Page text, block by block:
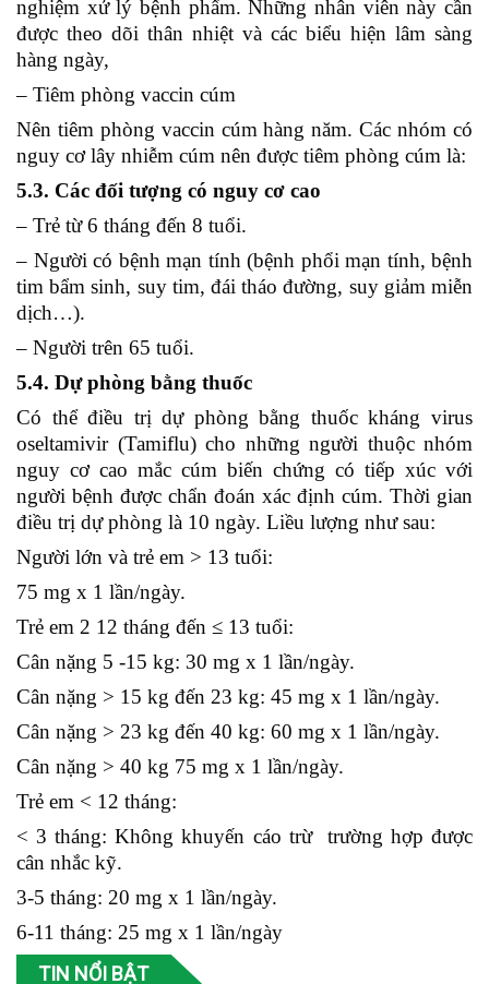
nghiệm xử lý bệnh phẩm. Những nhân viên này cần
được theo dõi thân nhiệt và các biểu hiện lâm sàng
hàng ngày,
– Tiêm phòng vaccin cúm
Nên tiêm phòng vaccin cúm hàng năm. Các nhóm có
nguy cơ lây nhiễm cúm nên được tiêm phòng cúm là:
5.3. Các đối tượng có nguy cơ cao
– Trẻ từ 6 tháng đến 8 tuổi.
– Người có bệnh mạn tính (bệnh phổi mạn tính, bệnh
tim bẩm sinh, suy tim, đái tháo đường, suy giảm miễn
dịch…).
– Người trên 65 tuổi.
5.4. Dự phòng bằng thuốc
Có thể điều trị dự phòng bằng thuốc kháng virus
oseltamivir (Tamiflu) cho những người thuộc nhóm
nguy cơ cao mắc cúm biến chứng có tiếp xúc với
người bệnh được chẩn đoán xác định cúm. Thời gian
điều trị dự phòng là 10 ngày. Liều lượng như sau:
Người lớn và trẻ em > 13 tuổi:
75 mg x 1 lần/ngày.
Trẻ em 2 12 tháng đến ≤ 13 tuổi:
Cân nặng 5 -15 kg: 30 mg x 1 lần/ngày.
Cân nặng > 15 kg đến 23 kg: 45 mg x 1 lần/ngày.
Cân nặng > 23 kg đến 40 kg: 60 mg x 1 lần/ngày.
Cân nặng > 40 kg 75 mg x 1 lần/ngày.
Trẻ em < 12 tháng:
< 3 tháng: Không khuyến cáo trừ trường hợp được
cân nhắc kỹ.
3-5 tháng: 20 mg x 1 lần/ngày.
6-11 tháng: 25 mg x 1 lần/ngày
TIN NỔI BẬT